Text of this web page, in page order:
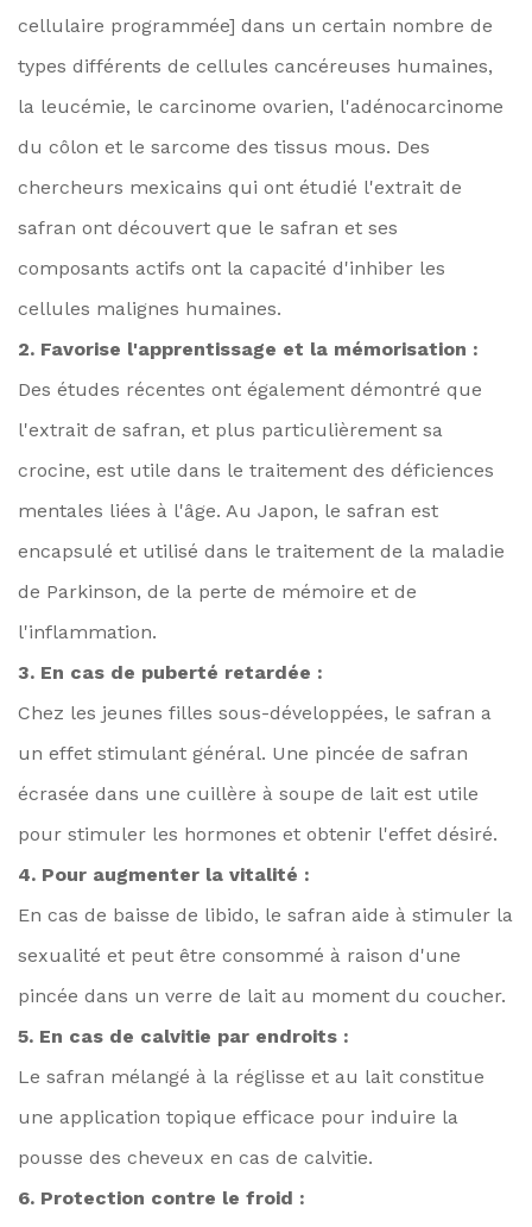
cellulaire programmée] dans un certain nombre de
types différents de cellules cancéreuses humaines,
la leucémie, le carcinome ovarien, l'adénocarcinome
du côlon et le sarcome des tissus mous. Des
chercheurs mexicains qui ont étudié l'extrait de
safran ont découvert que le safran et ses
composants actifs ont la capacité d'inhiber les
cellules malignes humaines.
2. Favorise l'apprentissage et la mémorisation :
Des études récentes ont également démontré que
l'extrait de safran, et plus particulièrement sa
crocine, est utile dans le traitement des déficiences
mentales liées à l'âge. Au Japon, le safran est
encapsulé et utilisé dans le traitement de la maladie
de Parkinson, de la perte de mémoire et de
l'inflammation.
3. En cas de puberté retardée :
Chez les jeunes filles sous-développées, le safran a
un effet stimulant général. Une pincée de safran
écrasée dans une cuillère à soupe de lait est utile
pour stimuler les hormones et obtenir l'effet désiré.
4. Pour augmenter la vitalité :
En cas de baisse de libido, le safran aide à stimuler la
sexualité et peut être consommé à raison d'une
pincée dans un verre de lait au moment du coucher.
5. En cas de calvitie par endroits :
Le safran mélangé à la réglisse et au lait constitue
une application topique efficace pour induire la
pousse des cheveux en cas de calvitie.
6. Protection contre le froid :